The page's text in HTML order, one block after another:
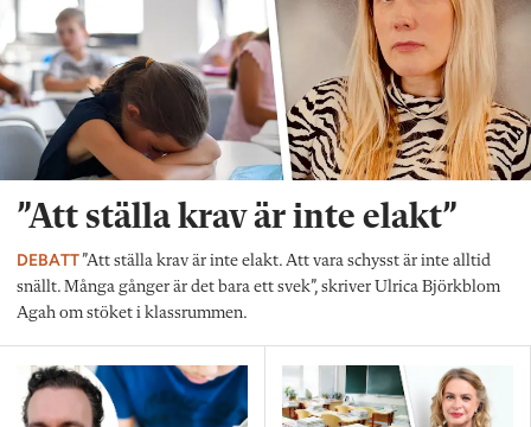
”Att ställa krav är inte elakt”
DEBATT”Att ställa krav är inte elakt. Att vara schysst är inte alltid
snällt. Många gånger är det bara ett svek”, skriver Ulrica Björkblom
Agah om stöket i klassrummen.